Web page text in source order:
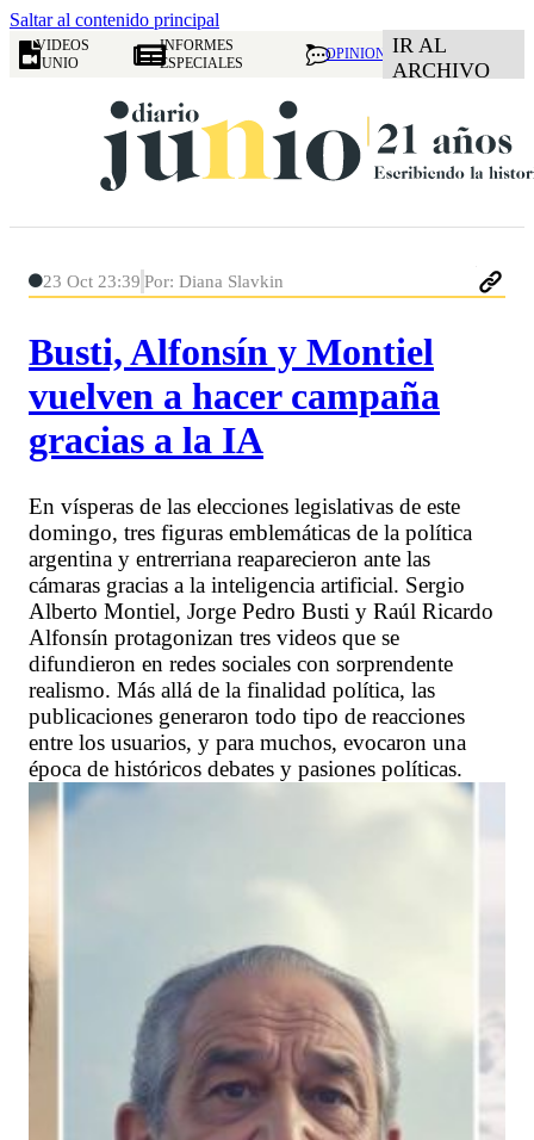
Saltar al contenido principal
VIDEOS
JUNIO
INFORMES
ESPECIALES
OPINION IR AL
ARCHIVO
23 Oct 23:39 Por: Diana Slavkin
Busti, Alfonsín y Montiel
vuelven a hacer campaña
gracias a la IA
En vísperas de las elecciones legislativas de este
domingo, tres figuras emblemáticas de la política
argentina y entrerriana reaparecieron ante las
cámaras gracias a la inteligencia artificial. Sergio
Alberto Montiel, Jorge Pedro Busti y Raúl Ricardo
Alfonsín protagonizan tres videos que se
difundieron en redes sociales con sorprendente
realismo. Más allá de la finalidad política, las
publicaciones generaron todo tipo de reacciones
entre los usuarios, y para muchos, evocaron una
época de históricos debates y pasiones políticas.